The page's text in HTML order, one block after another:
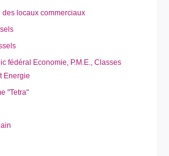
des locaux commerciaux
fédéral Economie, P.M.E., Classes
Energie
"Tetra"